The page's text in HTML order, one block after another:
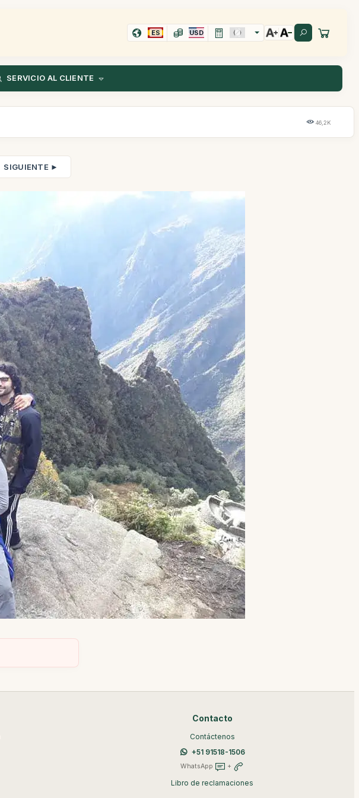
ES USD
SERVICIO AL CLIENTE
46,2K
SIGUIENTE ►
Contacto
Contáctenos
+51 91518-1506
WhatsApp +
Libro de reclamaciones